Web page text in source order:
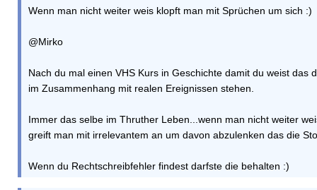
Wenn man nicht weiter weis klopft man mit Sprüchen um sich :)
@Mirko
Nach du mal einen VHS Kurs in Geschichte damit du weist das
im Zusammenhang mit realen Ereignissen stehen.
Immer das selbe im Thruther Leben...wenn man nicht weiter
greift man mit irrelevantem an um davon abzulenken das die
Wenn du Rechtschreibfehler findest darfste die behalten :)